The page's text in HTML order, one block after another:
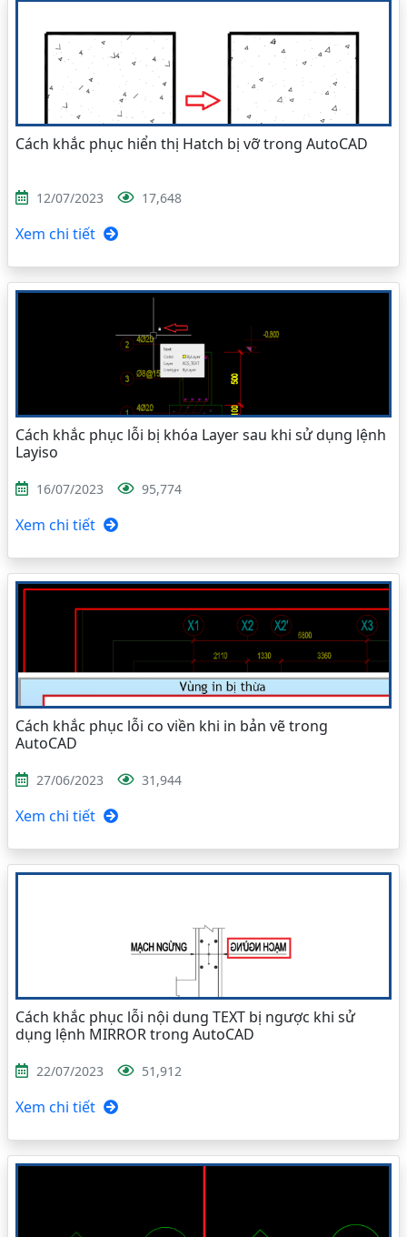
Cách khắc phục hiển thị Hatch bị vỡ trong AutoCAD
12/07/2023 17,648
Xem chi tiết
Cách khắc phục lỗi bị khóa Layer sau khi sử dụng lệnh
Layiso
16/07/2023 95,774
Xem chi tiết
Cách khắc phục lỗi co viền khi in bản vẽ trong
AutoCAD
27/06/2023 31,944
Xem chi tiết
Cách khắc phục lỗi nội dung TEXT bị ngược khi sử
dụng lệnh MIRROR trong AutoCAD
22/07/2023 51,912
Xem chi tiết